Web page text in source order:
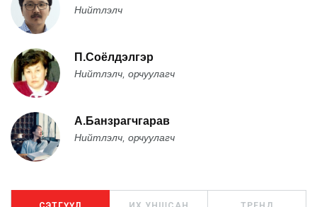
Нийтлэлч
П.Соёлдэлгэр
Нийтлэлч, орчуулагч
А.Банзрагчгарав
Нийтлэлч, орчуулагч